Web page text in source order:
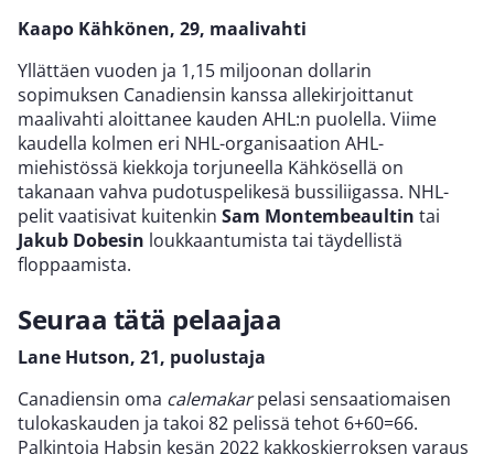
Kaapo Kähkönen, 29, maalivahti
Yllättäen vuoden ja 1,15 miljoonan dollarin
sopimuksen Canadiensin kanssa allekirjoittanut
maalivahti aloittanee kauden AHL:n puolella. Viime
kaudella kolmen eri NHL-organisaation AHL-
miehistössä kiekkoja torjuneella Kähkösellä on
takanaan vahva pudotuspelikesä bussiliigassa. NHL-
pelit vaatisivat kuitenkin Sam Montembeaultin tai
Jakub Dobesin loukkaantumista tai täydellistä
floppaamista.
Seuraa tätä pelaajaa
Lane Hutson, 21, puolustaja
Canadiensin oma calemakarpelasi sensaatiomaisen
tulokaskauden ja takoi 82 pelissä tehot 6+60=66.
Palkintoja Habsin kesän 2022 kakkoskierroksen varaus